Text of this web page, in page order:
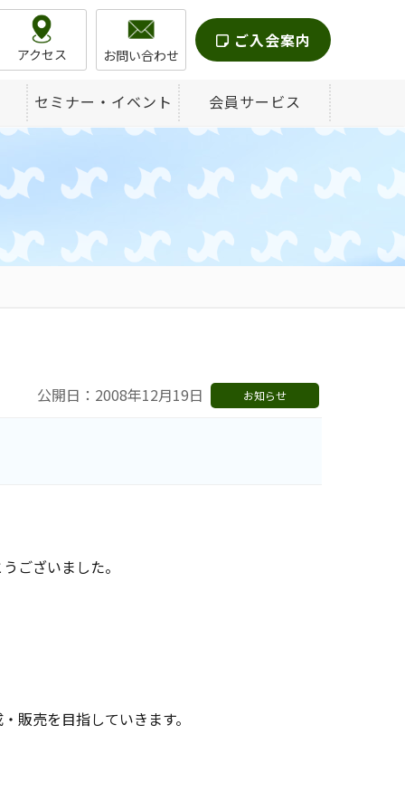
アクセス お問い合わせ
ご入会案内
セミナー・イベント 会員サービス
公開日：2008年12月19日 お知らせ
ございました。
販売を目指していきます。